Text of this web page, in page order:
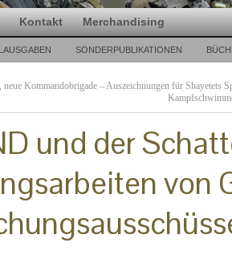
Kontakt Merchandising
SONDERPUBLIKATIONEN
neue Kommandobrigade – Auszeichnungen für Shayetets
und der
von